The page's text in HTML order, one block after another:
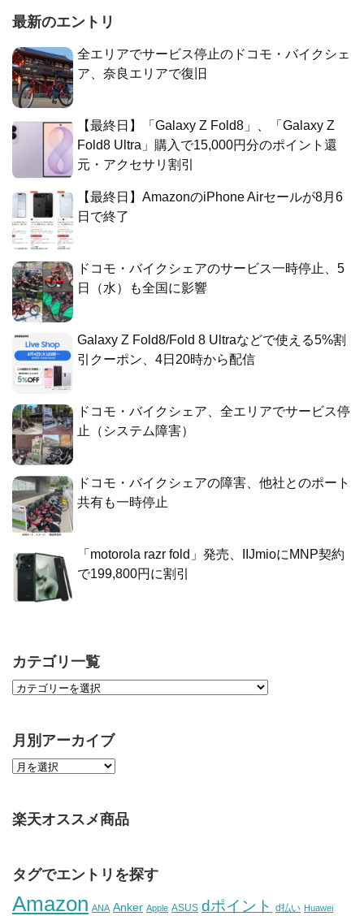
最新のエントリ
全エリアでサービス停止のドコモ・バイクシェ
ア、奈良エリアで復旧
【最終日】「Galaxy Z Fold8」、「Galaxy Z
Fold8 Ultra」購入で15,000円分のポイント還
元・アクセサリ割引
【最終日】AmazonのiPhone Airセールが8月6
日で終了
ドコモ・バイクシェアのサービス一時停止、5
日（水）も全国に影響
Galaxy Z Fold8/Fold 8 Ultraなどで使える5%割
引クーポン、4日20時から配信
ドコモ・バイクシェア、全エリアでサービス停
止（システム障害）
ドコモ・バイクシェアの障害、他社とのポート
共有も一時停止
「motorola razr fold」発売、IIJmioにMNP契約
で199,800円に割引
カテゴリ一覧
月別アーカイブ
楽天オススメ商品
タグでエントリを探す
Amazon ANA Anker Apple ASUS dポイント d払い Huawei